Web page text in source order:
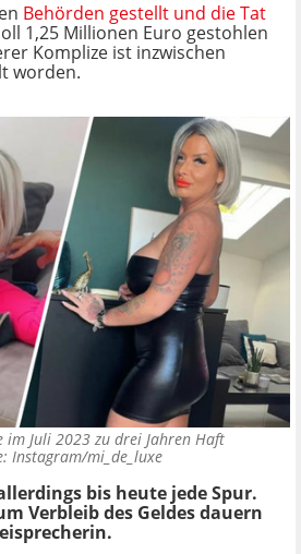
Behörden gestellt und die Tat
1,25 Millionen Euro gestohlen
Komplize ist inzwischen
worden.
Juli 2023 zu drei Jahren Haft
Instagram/mi_de_luxe
bis heute jede Spur.
Verbleib des Geldes dauern